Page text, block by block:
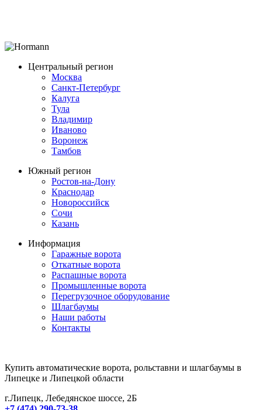
Центральный регион
Москва
Санкт-Петербург
Калуга
Тула
Владимир
Иваново
Воронеж
Тамбов
Южный регион
Ростов-на-Дону
Краснодар
Новороссийск
Сочи
Казань
Информация
Гаражные ворота
Откатные ворота
Распашные ворота
Промышленные ворота
Перегрузочное оборудование
Шлагбаумы
Наши работы
Контакты
Купить автоматические ворота, рольставни и шлагбаумы в
Липецке и Липецкой области
г.Липецк, Лебедянское шоссе, 2Б